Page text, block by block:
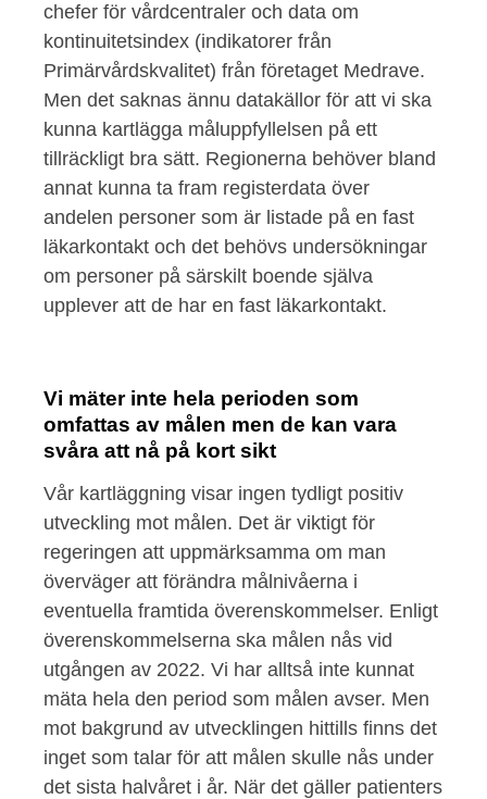
chefer för vårdcentraler och data om
kontinuitetsindex (indikatorer från
Primärvårdskvalitet) från företaget Medrave.
Men det saknas ännu datakällor för att vi ska
kunna kartlägga måluppfyllelsen på ett
tillräckligt bra sätt. Regionerna behöver bland
annat kunna ta fram registerdata över
andelen personer som är listade på en fast
läkarkontakt och det behövs undersökningar
om personer på särskilt boende själva
upplever att de har en fast läkarkontakt.
Vi mäter inte hela perioden som
omfattas av målen men de kan vara
svåra att nå på kort sikt
Vår kartläggning visar ingen tydligt positiv
utveckling mot målen. Det är viktigt för
regeringen att uppmärksamma om man
överväger att förändra målnivåerna i
eventuella framtida överenskommelser. Enligt
överenskommelserna ska målen nås vid
utgången av 2022. Vi har alltså inte kunnat
mäta hela den period som målen avser. Men
mot bakgrund av utvecklingen hittills finns det
inget som talar för att målen skulle nås under
det sista halvåret i år. När det gäller patienters